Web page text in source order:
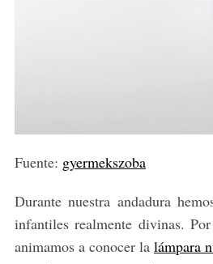
Fuente: gyermekszoba
Durante nuestra andadura
infantiles realmente divinas.
animamos a conocer la lámpara